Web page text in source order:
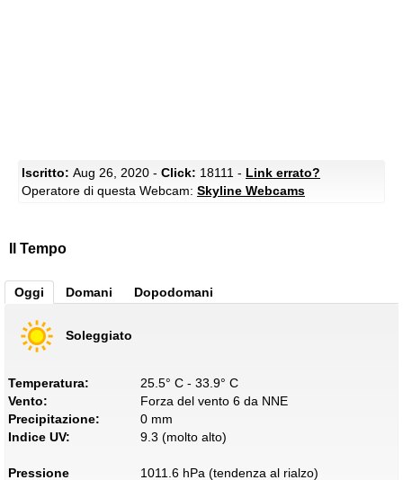
Iscritto: Aug 26, 2020 - Click: 18111 - Link errato?
Operatore di questa Webcam: Skyline Webcams
Il Tempo
Oggi Domani Dopodomani
Soleggiato
Temperatura:
25.5° C - 33.9° C
Vento:
Forza del vento 6 da NNE
Precipitazione:
0 mm
Indice UV:
9.3 (molto alto)
Pressione
1011.6 hPa (tendenza al rialzo)